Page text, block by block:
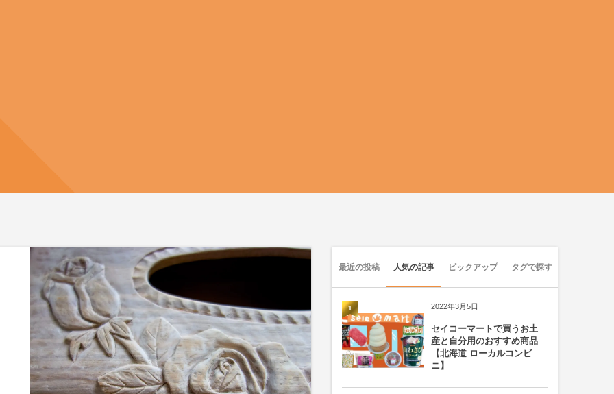
最近の投稿 人気の記事 ピックアップ タグで探す
2022年3月5日
セイコーマートで買うお土
産と自分用のおすすめ商品
【北海道 ローカルコンビ
ニ】
1